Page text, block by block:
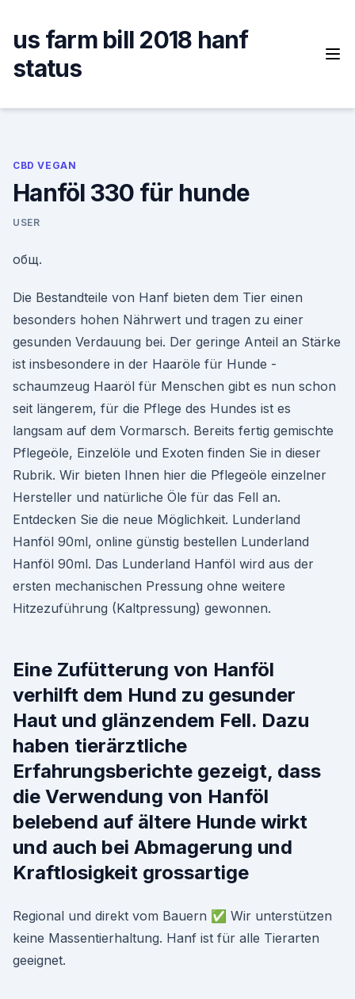
content
us farm bill 2018 hanf
status
CBD VEGAN
Hanföl 330 für hunde
USER
общ.
Die Bestandteile von Hanf bieten dem Tier einen
besonders hohen Nährwert und tragen zu einer
gesunden Verdauung bei. Der geringe Anteil an Stärke
ist insbesondere in der Haaröle für Hunde -
schaumzeug Haaröl für Menschen gibt es nun schon
seit längerem, für die Pflege des Hundes ist es
langsam auf dem Vormarsch. Bereits fertig gemischte
Pflegeöle, Einzelöle und Exoten finden Sie in dieser
Rubrik. Wir bieten Ihnen hier die Pflegeöle einzelner
Hersteller und natürliche Öle für das Fell an.
Entdecken Sie die neue Möglichkeit. Lunderland
Hanföl 90ml, online günstig bestellen Lunderland
Hanföl 90ml. Das Lunderland Hanföl wird aus der
ersten mechanischen Pressung ohne weitere
Hitzezuführung (Kaltpressung) gewonnen.
Eine Zufütterung von Hanföl
verhilft dem Hund zu gesunder
Haut und glänzendem Fell. Dazu
haben tierärztliche
Erfahrungsberichte gezeigt, dass
die Verwendung von Hanföl
belebend auf ältere Hunde wirkt
und auch bei Abmagerung und
Kraftlosigkeit grossartige
Regional und direkt vom Bauern ✅ Wir unterstützen
keine Massentierhaltung. Hanf ist für alle Tierarten
geeignet.